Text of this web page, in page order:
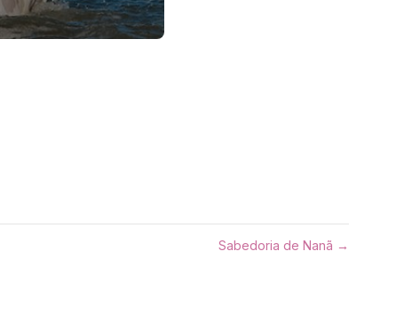
Sabedoria de Nanã →